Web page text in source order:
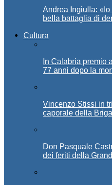
Andrea Ingiulla:
bella battaglia di
Cultura
In Calabria premio
77 anni dopo la
Vincenzo Stissi in
caporale della
Don Pasquale
dei feriti della